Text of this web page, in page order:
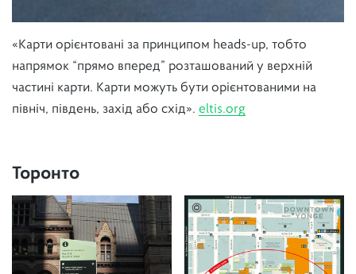
«Карти орієнтовані за принципом heads-up, тобто
напрямок “прямо вперед” розташований у верхній
частині карти. Карти можуть бути орієнтованими на
північ, південь, захід або схід». eltis.org
Торонто